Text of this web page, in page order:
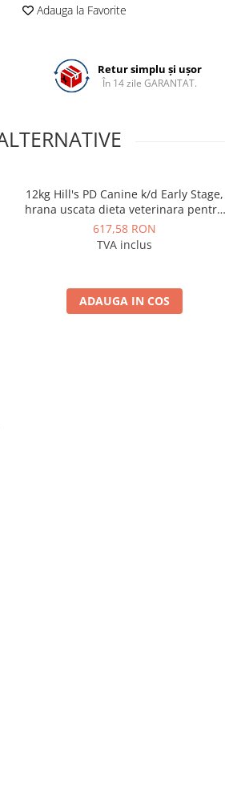
Adauga la Favorite
Retur simplu și ușor
În 14 zile GARANTAT.
12kg Hill's PD Canine k/d Early Stage,
hrana uscata dieta veterinara pentru
caini
617,58 RON
TVA inclus
ADAUGA IN COS